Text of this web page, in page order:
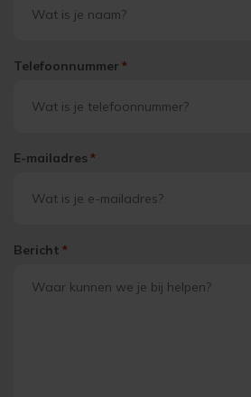
Telefoonnummer *
E-mailadres *
Bericht *